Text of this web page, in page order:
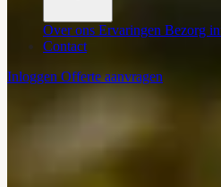
Over ons Ervaringen Bezorg
Contact
Inloggen Offerte aanvragen